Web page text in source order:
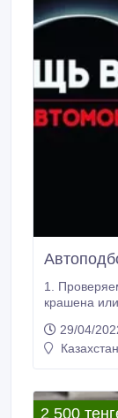
1.
крашена или бита, если в
точек, целостность лонжеронов и т.д. Проверяем
возможные
29/04/
2 500